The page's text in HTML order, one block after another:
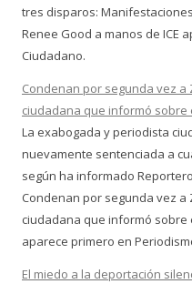
tres disparos:
Renee Good a manos de ICE
Ciudadano.
Condenan por segunda vez a
ciudadana que informó sobre
La exabogada y periodista
nuevamente sentenciada a
según ha informado
Condenan por segunda vez a
ciudadana que informó sobre
aparece primero en
El miedo a la deportación